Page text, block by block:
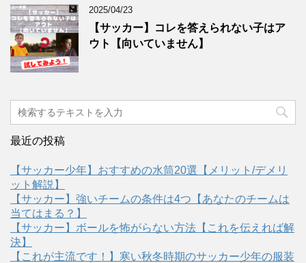
2025/04/23
【サッカー】コレを答えられない子はア
ウト【向いていません】
最近の投稿
【サッカー少年】おすすめの水筒20選【メリット/デメリ
ット解説】
【サッカー】強いチームの条件は4つ【あなたのチームは
当てはまる？】
【サッカー】ボールを怖がらない方法【これを伝えれば解
決】
【これが主流です！】寒い秋冬時期のサッカー少年の服装